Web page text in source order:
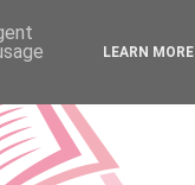
LEARN MORE